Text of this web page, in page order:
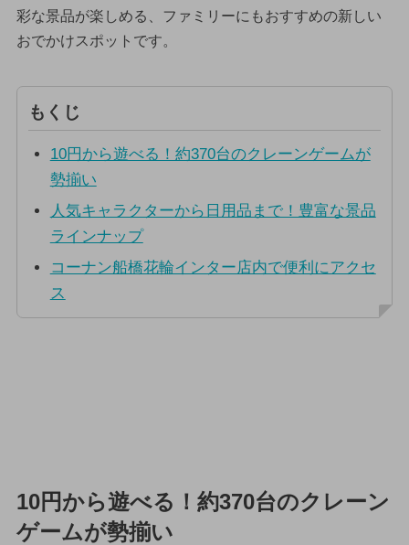
彩な景品が楽しめる、ファミリーにもおすすめの新しい
おでかけスポットです。
もくじ
10円から遊べる！約370台のクレーンゲームが
勢揃い
人気キャラクターから日用品まで！豊富な景品
ラインナップ
コーナン船橋花輪インター店内で便利にアクセ
ス
10円から遊べる！約370台のクレーン
ゲームが勢揃い